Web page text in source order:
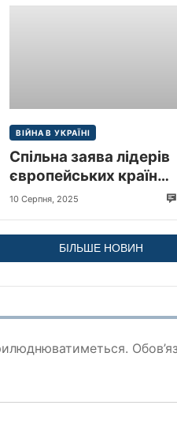
ВІЙНА В УКРАЇНІ
Спільна заява лідерів
європейських країн
щодо миру в Україні
10 Серпня, 2025
БІЛЬШЕ НОВИН